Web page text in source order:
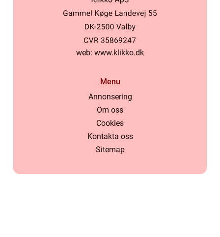
web: www.klikko.dk
Menu
Annonsering
Om oss
Cookies
Kontakta oss
Sitemap